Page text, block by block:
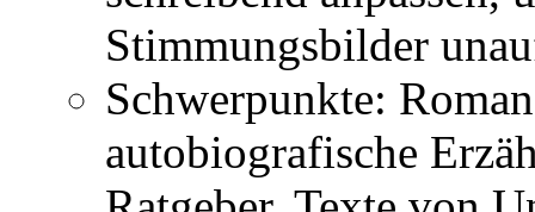
Stimmungsbilder
Schwerpunkte:
autobiografische